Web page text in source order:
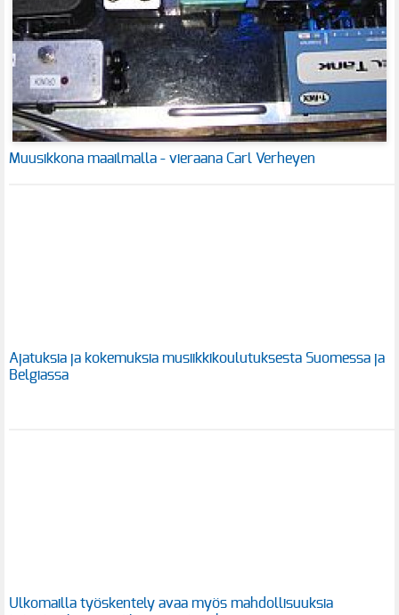
Muusikkona maailmalla - vieraana Carl Verheyen
Ajatuksia ja kokemuksia musiikkikoulutuksesta Suomessa ja
Belgiassa
Ulkomailla työskentely avaa myös mahdollisuuksia